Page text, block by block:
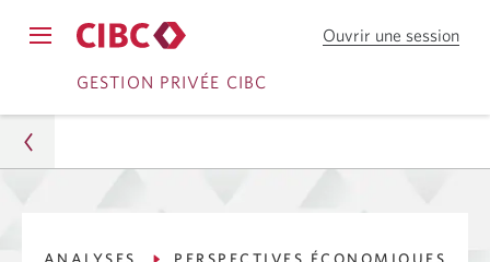
Passer
à
Passer
au
navigationGESTION PRIVÉE CIBC
Ouvrir une session
ou
Gestion privée